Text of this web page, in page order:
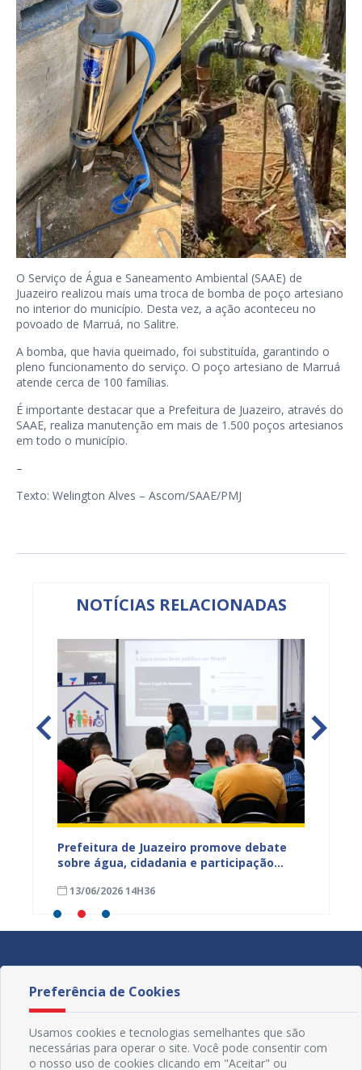
O Serviço de Água e Saneamento Ambiental (SAAE) de
Juazeiro realizou mais uma troca de bomba de poço artesiano
no interior do município. Desta vez, a ação aconteceu no
povoado de Marruá, no Salitre.
A bomba, que havia queimado, foi substituída, garantindo o
pleno funcionamento do serviço. O poço artesiano de Marruá
atende cerca de 100 famílias.
É importante destacar que a Prefeitura de Juazeiro, através do
SAAE, realiza manutenção em mais de 1.500 poços artesianos
em todo o município.
–
Texto: Welington Alves – Ascom/SAAE/PMJ
NOTÍCIAS RELACIONADAS
Prefeitura de Juazeiro promove debate
sobre água, cidadania e participação
comunidades urbanas e rurais
13/06/2026 14H36
Preferência de Cookies
Usamos cookies e tecnologias semelhantes que são
necessárias para operar o site. Você pode consentir com
o nosso uso de cookies clicando em "Aceitar" ou